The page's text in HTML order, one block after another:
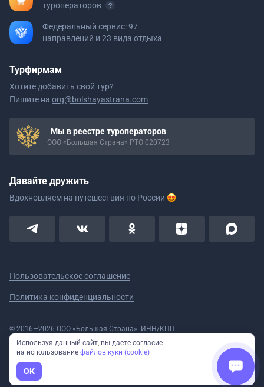
туроператоров
Федеральный сервис: 97
направлений и 23 вида отдыха
Турфирмам
Хотите добавить свой тур?
Пишите на org@bolshayastrana.com
Мы в реестре туроператоров
ООО «Большая Страна» РТО 020723
Давайте дружить
Вдохновляем на путешествия по России
Пользовательское соглашение
Политика конфиденциальности
© 2016—2026 ООО «Большая Страна». ИНН/КПП
5908078160/590801001 ОГРН 1185958020533
Номер в реестре Роскомнадзора № 59-18-006319 (Приказ № 321 от
11.10.2018)
Полное или частичное копирование изображений и текстов возможно
только с указанием активной ссылки на сайт Большая Страна.
Используя данный сайт, вы даете согласие
на использование файлов куки (cookie)
OK